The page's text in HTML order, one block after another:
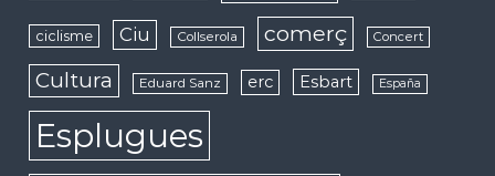
ciclisme Ciu Collserola comerç Concert
Cultura Eduard Sanz erc Esbart España
Esplugues